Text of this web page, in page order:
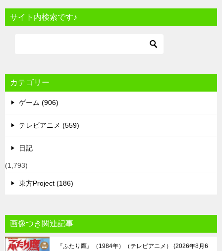
サイト内検索です♪
カテゴリー
ゲーム (906)
テレビアニメ (559)
日記
(1,793)
東方Project (186)
画像つき関連記事
『ふたり鷹』（1984年）（テレビアニメ）
2026年8月6